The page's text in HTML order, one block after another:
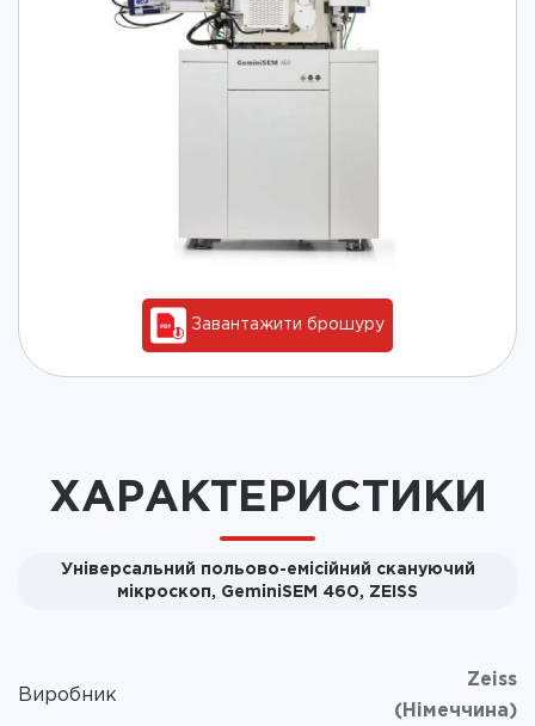
Завантажити брошуру
ХАРАКТЕРИСТИКИ
Універсальний польово-емісійний скануючий
мікроскоп, GeminiSEM 460, ZEISS
Виробник
Zeiss
(Німеччина)